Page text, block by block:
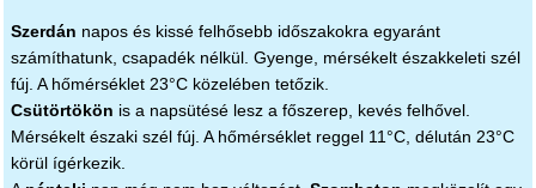
Szerdán napos és kissé felhősebb időszakokra egyaránt
számíthatunk, csapadék nélkül. Gyenge, mérsékelt északkeleti szél
fúj. A hőmérséklet 23°C közelében tetőzik.
Csütörtökön is a napsütésé lesz a főszerep, kevés felhővel.
Mérsékelt északi szél fúj. A hőmérséklet reggel 11°C, délután 23°C
körül ígérkezik.